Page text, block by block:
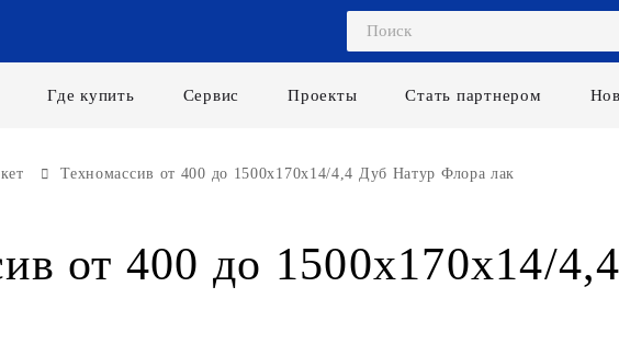
Где купить Сервис Проекты Стать партнером
Техномассив от 400 до 1500х170х14/4,4 Дуб Натур Флора лак
от 400 до 1500х170х14/